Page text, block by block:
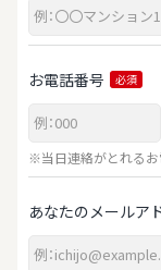
お電話番号 必須
※当日連絡がとれるお
あなたのメールア